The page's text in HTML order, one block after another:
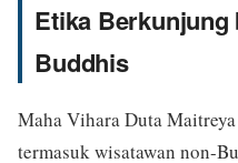
Etika Berkunjung
Buddhis
Maha Vihara Duta
termasuk wisatawan non-